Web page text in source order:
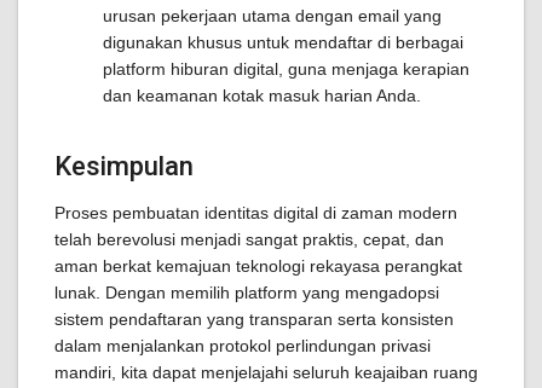
urusan pekerjaan utama dengan email yang
digunakan khusus untuk mendaftar di berbagai
platform hiburan digital, guna menjaga kerapian
dan keamanan kotak masuk harian Anda.
Kesimpulan
Proses pembuatan identitas digital di zaman modern
telah berevolusi menjadi sangat praktis, cepat, dan
aman berkat kemajuan teknologi rekayasa perangkat
lunak. Dengan memilih platform yang mengadopsi
sistem pendaftaran yang transparan serta konsisten
dalam menjalankan protokol perlindungan privasi
mandiri, kita dapat menjelajahi seluruh keajaiban ruang